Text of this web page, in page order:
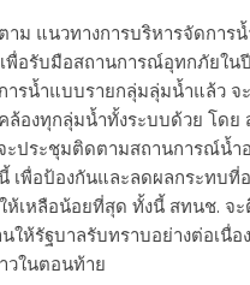
ตาม แนวทางการบริหารจัดการ
เพื่อรับมือสถานการณ์อุทกภัยใน
ารน้ำแบบรายกลุ่มลุ่มน้ำแล้ว จ
ล้องทุกลุ่มน้ำทั้งระบบด้วย โดย
ะประชุมติดตามสถานการณ์น้ำ
เพื่อป้องกันและลดผลกระทบที่
ห้เหลือน้อยที่สุด ทั้งนี้ สทนช. จ
ให้รัฐบาลรับทราบอย่างต่อเนื่อ
วในตอนท้าย